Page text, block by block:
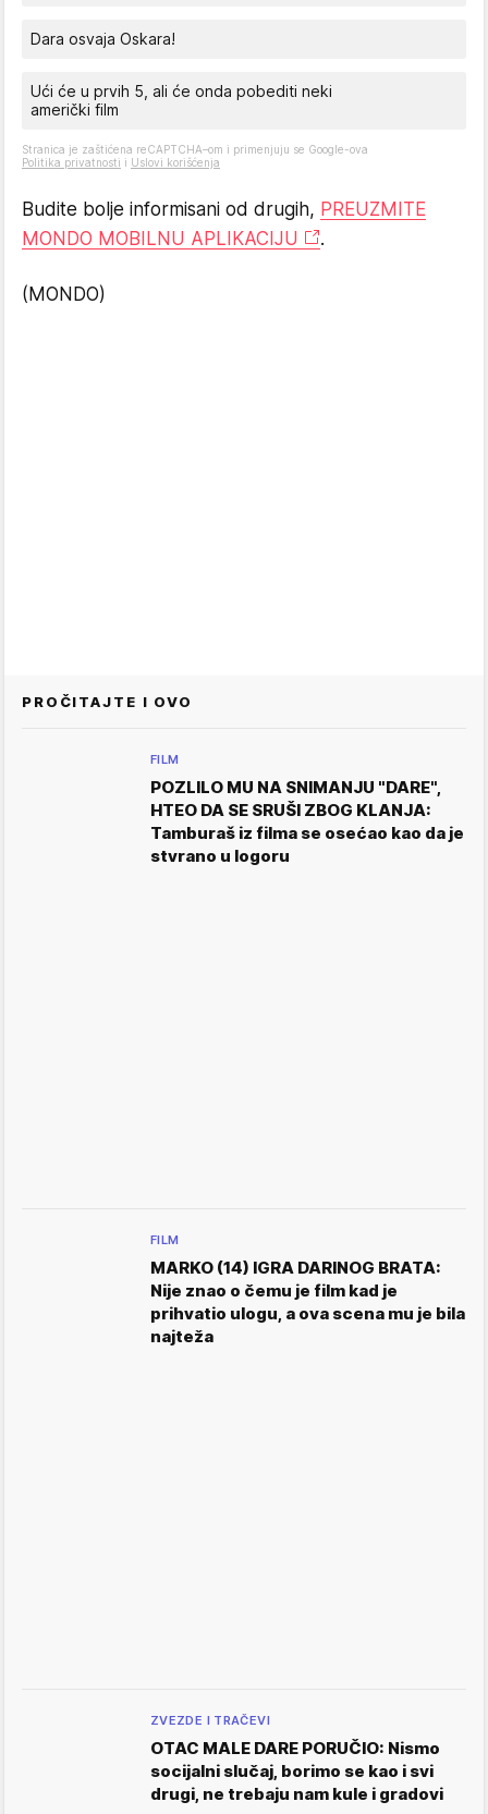
Dara osvaja Oskara!
Ući će u prvih 5, ali će onda pobediti neki
američki film
Stranica je zaštićena reCAPTCHA–om i primenjuju se Google-ova
Politika privatnosti i Uslovi korišćenja
Budite bolje informisani od drugih, PREUZMITE
MONDO MOBILNU APLIKACIJU
.
(MONDO)
PROČITAJTE I OVO
FILM
POZLILO MU NA SNIMANJU "DARE",
HTEO DA SE SRUŠI ZBOG KLANJA:
Tamburaš iz filma se osećao kao da je
stvrano u logoru
FILM
MARKO (14) IGRA DARINOG BRATA:
Nije znao o čemu je film kad je
prihvatio ulogu, a ova scena mu je bila
najteža
ZVEZDE I TRAČEVI
OTAC MALE DARE PORUČIO: Nismo
socijalni slučaj, borimo se kao i svi
drugi, ne trebaju nam kule i gradovi